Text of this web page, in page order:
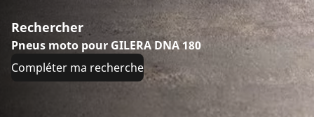
Rechercher
Pneus moto pour GILERA DNA 180
Compléter ma recherche